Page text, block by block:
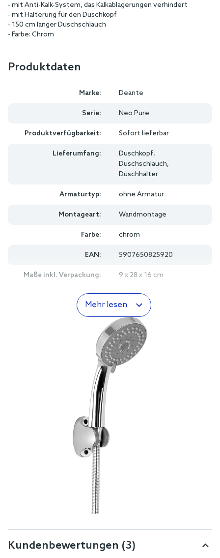
- mit Anti-Kalk-System, das Kalkablagerungen verhindert
- mit Halterung für den Duschkopf
- 150 cm langer Duschschlauch
- Farbe: Chrom
Produktdaten
Marke: Deante
Serie: Neo Pure
Produktverfügbarkeit: Sofort lieferbar
Lieferumfang:
Duschkopf,
Duschschlauch,
Duschhalter
Armaturtyp: ohne Armatur
Montageart: Wandmontage
Farbe: chrom
EAN: 5907650825920
Maße inkl. Verpackung: 9 x 28 x 16 cm
Mehr lesen
Kundenbewertungen (3)